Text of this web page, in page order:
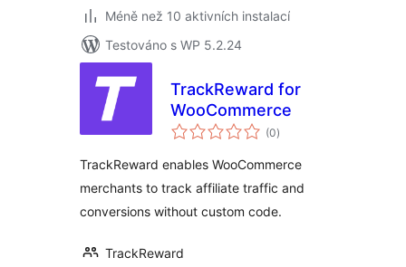
Méně než 10 aktivních instalací
Testováno s WP 5.2.24
TrackReward for
WooCommerce
(0celkové
hodnocení
)
TrackReward enables WooCommerce
merchants to track affiliate traffic and
conversions without custom code.
TrackReward